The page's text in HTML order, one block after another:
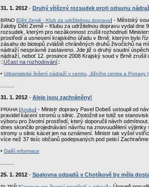
31. 1. 2012 - Druhý vítězný rozsudek proti odsunu
BRNO [Děti Země - Klub za udržitelnou dopravu] - Městský
žaloby Dětí Země – Klubu za udržitelnou dopravu vydal dne
rozsudek, kterým pro nezákonnost zrušil rozhodnutí
prostředí a usnesení krajského úřadu v Brně, kterým bylo
zásahu do biotopů zvláště chráněných druhů živočichů na
nádraží nesprávně zastaveno. Jde již o druhý soudní
nádraží, neboť 12. prosince 2008 Krajský soud v Brně zrušil
::Účast na rozhodování::
• Urbanistické řešení nádraží v centru, Jižního centra a Ponavy
31. 1. 2012 - Aleje jsou zachráněny!
PRAHA [Arnika] - Ministr dopravy Pavel Dobeš ustoupil od
pravidel kácení stromů u silnic. Ztotožnil se totiž se
výboru pro životní prostředí, který doporučil návrh
dnes skončilo projednávání návrhu na znovuudělení výjimky
stromy u silnic kácet jen na oznámení. Ministr tak vyšel
více než 37 tisíc občanů podepsaných pod peticí
• Další informace
25. 1. 2012 - Spalovna odpadů v Chotíkově by měla